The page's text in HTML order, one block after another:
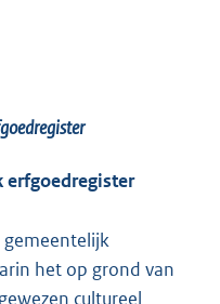
erfgoedregister
gemeentelijk
het op grond van
cultureel